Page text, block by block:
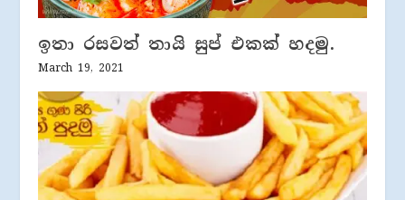
ඉතා රසවත් තායි සුප් එකක් හදමු.
March 19, 2021